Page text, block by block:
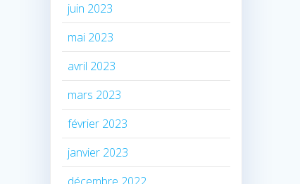
juin 2023
mai 2023
avril 2023
mars 2023
février 2023
janvier 2023